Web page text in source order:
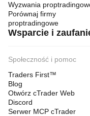
Wyzwania
Porównaj firmy
proptradingowe
Wsparcie i
Społeczność i pomoc
Traders First™
Blog
Otwórz cTrader Web
Discord
Serwer MCP cTrader